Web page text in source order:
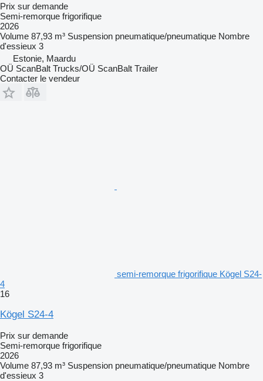
Prix sur demande
Semi-remorque frigorifique
2026
Volume 87,93 m³ Suspension pneumatique/pneumatique Nombre
d'essieux 3
Estonie, Maardu
OÜ ScanBalt Trucks/OÜ ScanBalt Trailer
Contacter le vendeur
semi-remorque frigorifique Kögel S24-
4
16
Kögel S24-4
Prix sur demande
Semi-remorque frigorifique
2026
Volume 87,93 m³ Suspension pneumatique/pneumatique Nombre
d'essieux 3